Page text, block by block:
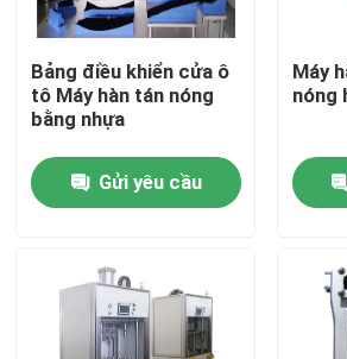
Nhà
Video
Bảng điều khiển cửa ô
tô Máy hàn tán nóng
bằng nhựa
Gửi yêu cầu
Máy
nóng